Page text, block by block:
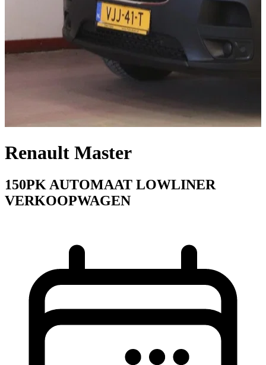
Renault Master
150PK AUTOMAAT LOWLINER
VERKOOPWAGEN